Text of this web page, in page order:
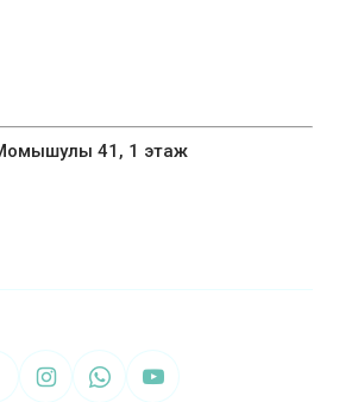
41, 1 этаж